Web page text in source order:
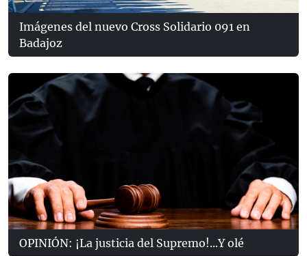
Imágenes del nuevo Cross Solidario 091 en
Badajoz
OPINIÓN: ¡La justicia del Supremo!...Y olé